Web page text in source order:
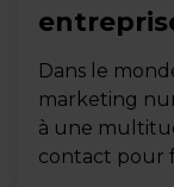
Dans le
marketing
à une
contact pour